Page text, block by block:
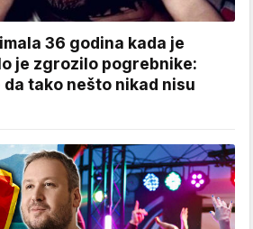
36 godina kada je
je zgrozilo pogrebnike:
tako nešto nikad nisu